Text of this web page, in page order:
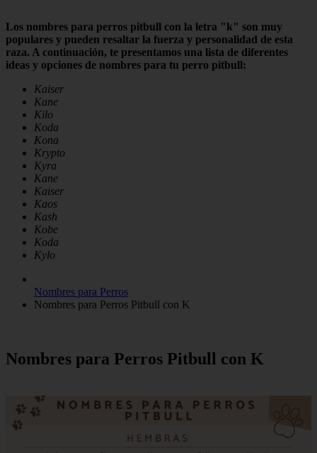
Los nombres para perros pitbull con la letra "k" son muy
populares y pueden resaltar la fuerza y personalidad de esta
raza. A continuación, te presentamos una lista de diferentes
ideas y opciones de nombres para tu perro pitbull:
Kaiser
Kane
Kilo
Koda
Kona
Krypto
Kyra
Kane
Kaiser
Kaos
Kash
Kobe
Koda
Kylo
Nombres para Perros
Nombres para Perros Pitbull con K
Nombres para Perros Pitbull con K